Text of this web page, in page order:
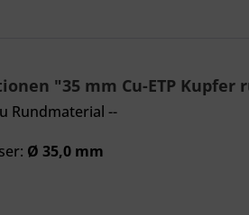
"35 mm Cu-ETP Kupfer
Rundmaterial --
Ø 35,0 mm